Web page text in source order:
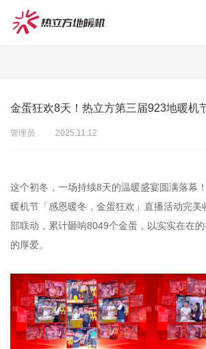
金蛋狂欢8天！热立方第三届923地暖机
管理员 2025.11.12
这个初冬，一场持续8天的温暖盛宴圆满落幕
暖机节「感恩暖冬，金蛋狂欢」直播活动完美
部联动，累计砸响8049个金蛋，以实实在在
的厚爱。